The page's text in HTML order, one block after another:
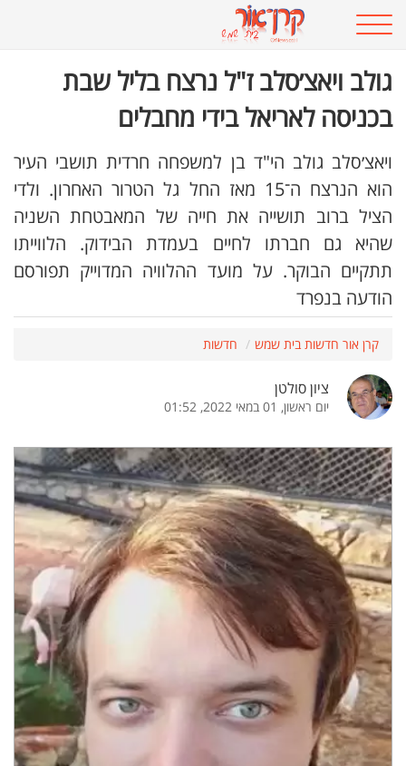
גולב ויאצ׳סלב ז"ל נרצח בליל שבת
בכניסה לאריאל בידי מחבלים
ויאצ׳סלב גולב הי"ד בן למשפחה חרדית תושבי העיר
הוא הנרצח ה־15 מאז החל גל הטרור האחרון. ולדי
הציל ברוב תושייה את חייה של המאבטחת השניה
שהיא גם חברתו לחיים בעמדת הבידוק. הלווייתו
תתקיים הבוקר. על מועד ההלוויה המדוייק תפורסם
הודעה בנפרד
קרן אור חדשות בית שמש חדשות
ציון סולטן
יום ראשון, 01 במאי 2022, 01:52